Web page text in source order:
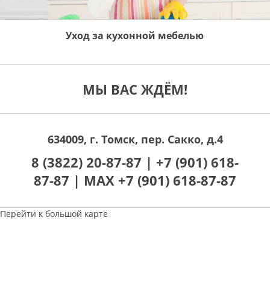
Уход за кухонной мебелью
МЫ ВАС ЖДЁМ!
634009, г. Томск, пер. Сакко, д.4
8 (3822) 20-87-87 | +7 (901) 618-
87-87 | MAX +7 (901) 618-87-87
Перейти к большой карте